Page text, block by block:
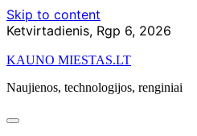
Skip to content
Ketvirtadienis, Rgp 6, 2026
KAUNO MIESTAS.LT
Naujienos, technologijos, renginiai